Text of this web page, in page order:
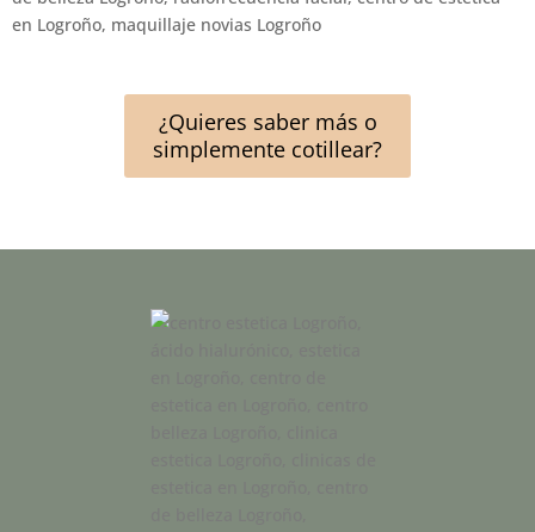
¿Quieres saber más o
simplemente cotillear?